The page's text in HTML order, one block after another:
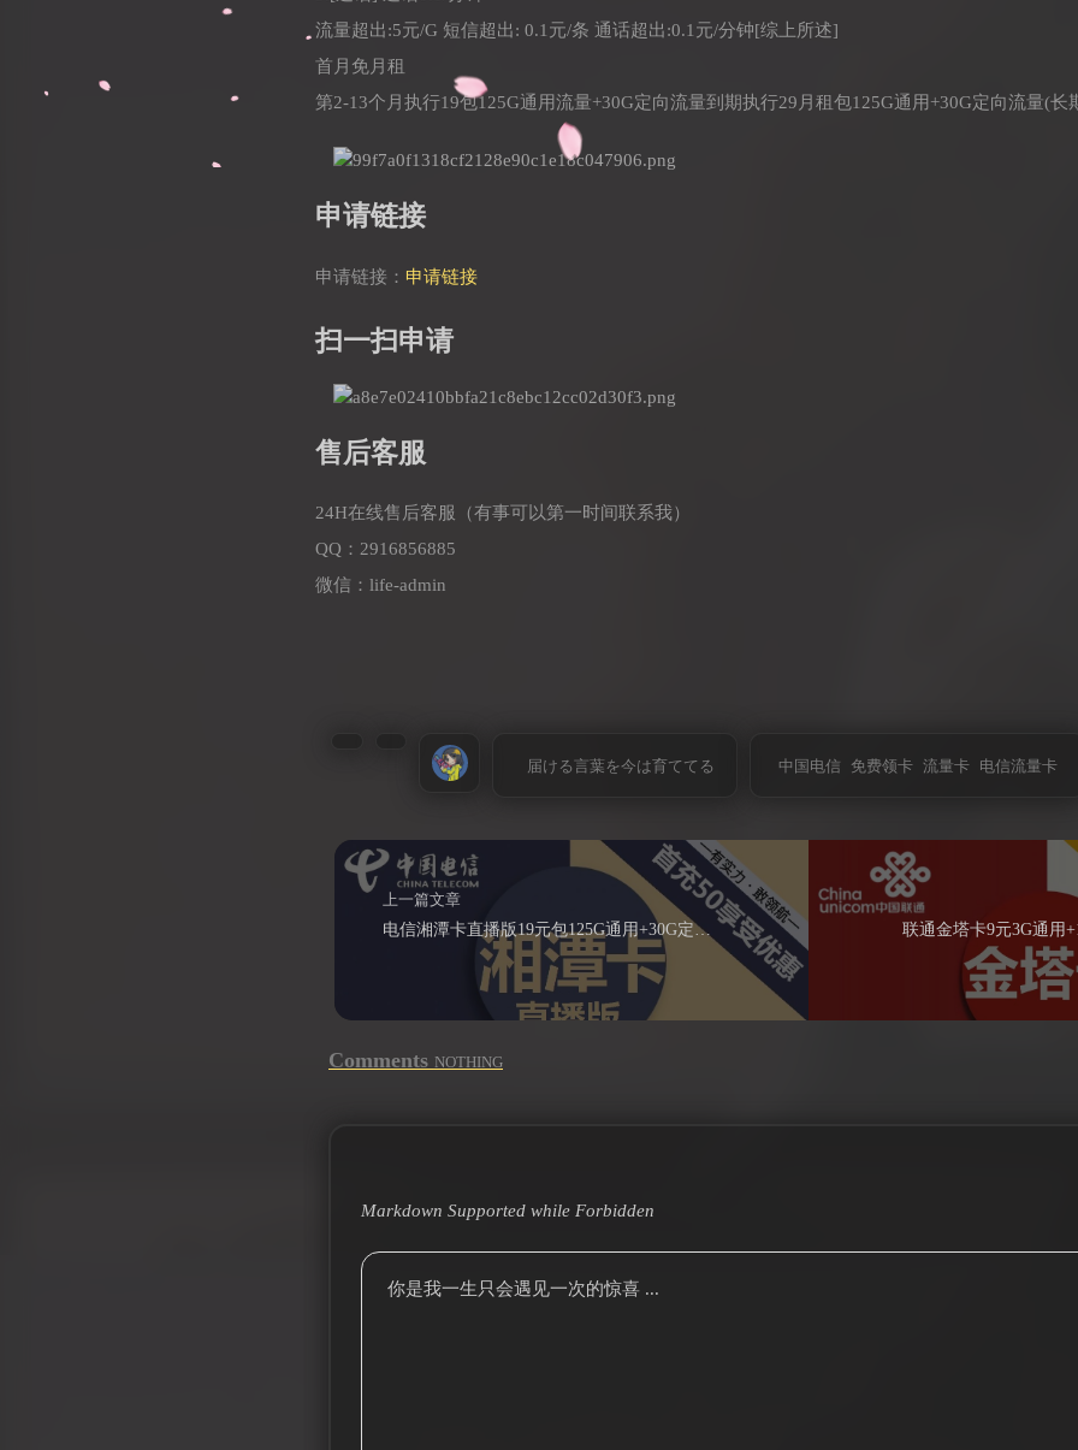
流量超出:5元/G 短信超出: 0.1元/条 通话超出:0.1元/分钟[综上所述]
首月免月租
第2-13个月执行19包125G通用流量+30G定向流量到期执行29月租包125G通用+30G定向流量(长
申请链接
申请链接： 申请链接
扫一扫申请
售后客服
24H在线售后客服（有事可以第一时间联系我）
QQ：2916856885
微信：life-admin
届ける言葉を今は育ててる 中国电信 免费领卡 流量卡 电信流量卡
上一篇文章
电信湘潭卡直播版19元包125G通用+30G定向+通话0.1元/分钟
Comments NOTHING
Markdown Supported while Forbidden
你是我一生只会遇见一次的惊喜 ...